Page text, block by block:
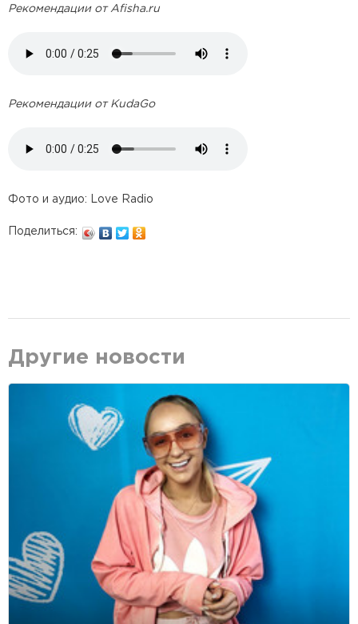
Рекомендации от Afisha.ru
Рекомендации от KudaGo
Фото и аудио: Love Radio
Поделиться:
Другие новости